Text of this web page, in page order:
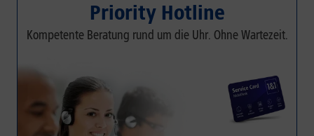
Priority Hotline
Kompetente Beratung rund um die Uhr. Ohne Wartezeit.